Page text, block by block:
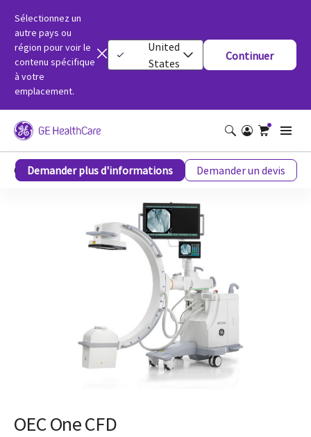
Sélectionnez un
autre pays ou
région pour voir le
contenu spécifique
à votre
emplacement.
United
States
Continuer
OEC One CFD
Demander plus d'informations Demander un devis
OEC One CFD